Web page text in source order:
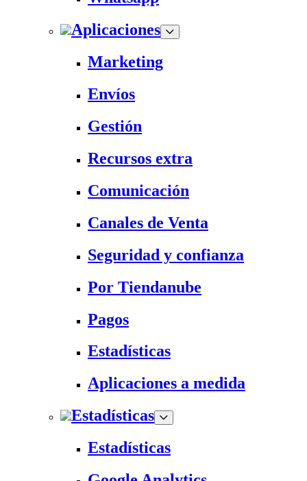
Aplicaciones
Marketing
Envíos
Gestión
Recursos extra
Comunicación
Canales de Venta
Seguridad y confianza
Por Tiendanube
Pagos
Estadísticas
Aplicaciones a medida
Estadísticas
Estadísticas